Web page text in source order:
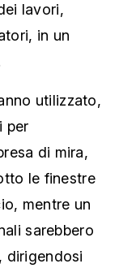
lavori,
in un
utilizzato,
per
di mira,
le finestre
mentre un
sarebbero
dirigendosi